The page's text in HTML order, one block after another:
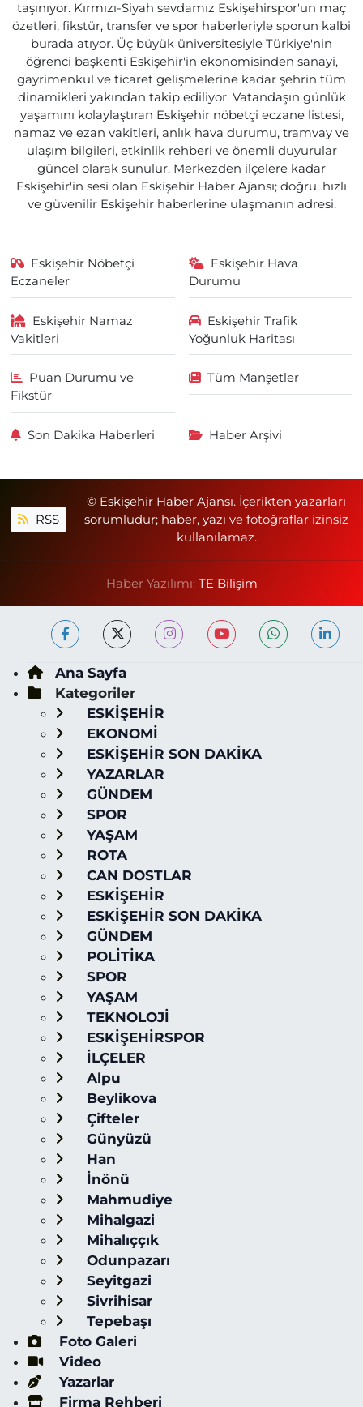
taşınıyor. Kırmızı-Siyah sevdamız Eskişehirspor'un maç
özetleri, fikstür, transfer ve spor haberleriyle sporun kalbi
burada atıyor. Üç büyük üniversitesiyle Türkiye'nin
öğrenci başkenti Eskişehir'in ekonomisinden sanayi,
gayrimenkul ve ticaret gelişmelerine kadar şehrin tüm
dinamikleri yakından takip ediliyor. Vatandaşın günlük
yaşamını kolaylaştıran Eskişehir nöbetçi eczane listesi,
namaz ve ezan vakitleri, anlık hava durumu, tramvay ve
ulaşım bilgileri, etkinlik rehberi ve önemli duyurular
güncel olarak sunulur. Merkezden ilçelere kadar
Eskişehir'in sesi olan Eskişehir Haber Ajansı; doğru, hızlı
ve güvenilir Eskişehir haberlerine ulaşmanın adresi.
Eskişehir Nöbetçi
Eczaneler
Eskişehir Hava
Durumu
Eskişehir Namaz
Vakitleri
Eskişehir Trafik
Yoğunluk Haritası
Puan Durumu ve
Fikstür
Tüm Manşetler
Son Dakika Haberleri Haber Arşivi
RSS
© Eskişehir Haber Ajansı. İçerikten yazarları
sorumludur; haber, yazı ve fotoğraflar izinsiz
kullanılamaz.
Haber Yazılımı: TE Bilişim
Ana Sayfa
Kategoriler
ESKİŞEHİR
EKONOMİ
ESKİŞEHİR SON DAKİKA
YAZARLAR
GÜNDEM
SPOR
YAŞAM
ROTA
CAN DOSTLAR
ESKİŞEHİR
ESKİŞEHİR SON DAKİKA
GÜNDEM
POLİTİKA
SPOR
YAŞAM
TEKNOLOJİ
ESKİŞEHİRSPOR
İLÇELER
Alpu
Beylikova
Çifteler
Günyüzü
Han
İnönü
Mahmudiye
Mihalgazi
Mihalıççık
Odunpazarı
Seyitgazi
Sivrihisar
Tepebaşı
Foto Galeri
Video
Yazarlar
Firma Rehberi